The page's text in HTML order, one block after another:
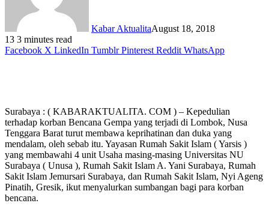
Kabar AktualitaAugust 18, 2018
13 3 minutes read
Facebook X LinkedIn Tumblr Pinterest Reddit WhatsApp
Surabaya : ( KABARAKTUALITA. COM ) – Kepedulian
terhadap korban Bencana Gempa yang terjadi di Lombok, Nusa
Tenggara Barat turut membawa keprihatinan dan duka yang
mendalam, oleh sebab itu. Yayasan Rumah Sakit Islam ( Yarsis )
yang membawahi 4 unit Usaha masing-masing Universitas NU
Surabaya ( Unusa ), Rumah Sakit Islam A. Yani Surabaya, Rumah
Sakit Islam Jemursari Surabaya, dan Rumah Sakit Islam, Nyi Ageng
Pinatih, Gresik, ikut menyalurkan sumbangan bagi para korban
bencana.